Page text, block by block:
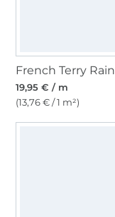
19,95 € / m
(13,76 € / 1 m²)